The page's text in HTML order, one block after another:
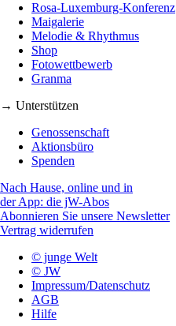
Rosa-Luxemburg-Konferenz
Maigalerie
Melodie & Rhythmus
Shop
Fotowettbewerb
Granma
→ Unterstützen
Genossenschaft
Aktionsbüro
Spenden
Nach Hause, online und in
der App: die jW-Abos
Abonnieren Sie unsere Newsletter
Vertrag widerrufen
© junge Welt
© JW
Impressum/Datenschutz
AGB
Hilfe